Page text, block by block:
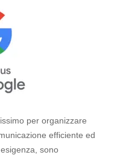
per organizzare
efficiente ed
sono